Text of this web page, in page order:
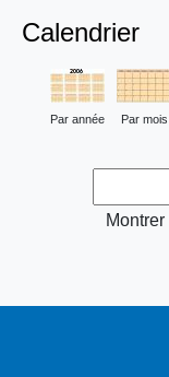
Calendrier
Par année Par mois